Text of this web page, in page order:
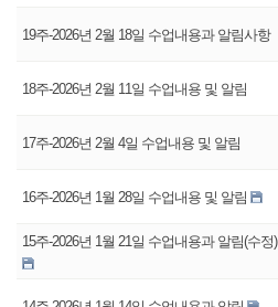
19주-2026년 2월 18일 수업내용과 알림사항
18주-2026년 2월 11일 수업내용 및 알림
17주-2026년 2월 4일 수업내용 및 알림
16주-2026년 1월 28일 수업내용 및 알림
15주-2026년 1월 21일 수업내용과 알림(수정)